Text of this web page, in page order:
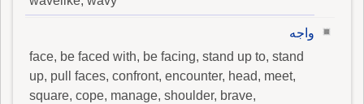
واجه
face, be faced with, be facing, stand up to, stand
up, pull faces, confront, encounter, head, meet,
square, cope, manage, shoulder, brave,